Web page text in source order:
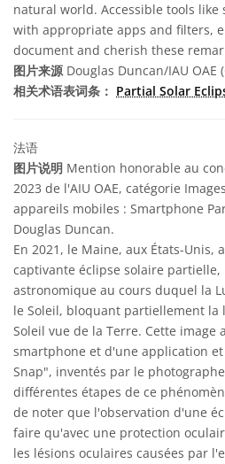
natural world. Accessible tools like
with appropriate apps and filters,
document and cherish these
图片来源Douglas Duncan/IAU OAE
相关术语表词条： Partial Solar
法语
图片说明 Mention honorable au
2023 de l'AIU OAE, catégorie
appareils mobiles : Smartphone
Douglas Duncan.
En 2021, le Maine, aux États-Unis,
captivante éclipse solaire partielle,
astronomique au cours duquel la
le Soleil, bloquant partiellement la
Soleil vue de la Terre. Cette image
smartphone et d'une application
Snap", inventés par le
différentes étapes de ce
de noter que l'observation d'une
faire qu'avec une protection
les lésions oculaires causées par